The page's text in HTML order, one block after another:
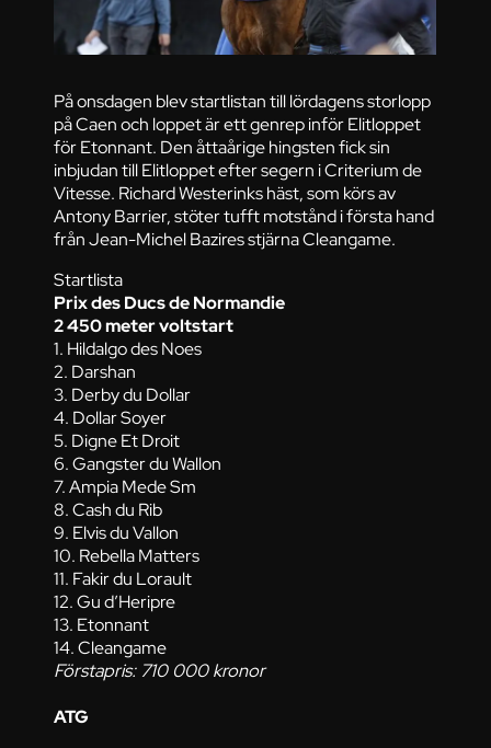
På onsdagen blev startlistan till lördagens storlopp
på Caen och loppet är ett genrep inför Elitloppet
för Etonnant. Den åttaårige hingsten fick sin
inbjudan till Elitloppet efter segern i Criterium de
Vitesse. Richard Westerinks häst, som körs av
Antony Barrier, stöter tufft motstånd i första hand
från Jean-Michel Bazires stjärna Cleangame.
Startlista
Prix des Ducs de Normandie
2 450 meter voltstart
1. Hildalgo des Noes
2. Darshan
3. Derby du Dollar
4. Dollar Soyer
5. Digne Et Droit
6. Gangster du Wallon
7. Ampia Mede Sm
8. Cash du Rib
9. Elvis du Vallon
10. Rebella Matters
11. Fakir du Lorault
12. Gu d’Heripre
13. Etonnant
14. Cleangame
Förstapris: 710 000 kronor
ATG